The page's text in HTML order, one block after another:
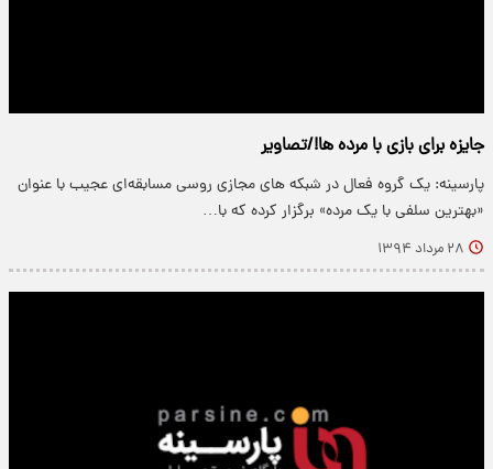
جایزه برای بازی با مرده ها!/تصاویر
پارسینه: یک گروه فعال در شبکه های مجازی روسی مسابقه‌ای عجیب با عنوان
«بهترین سلفی با یک مرده» برگزار کرده که با…
۲۸ مرداد ۱۳۹۴